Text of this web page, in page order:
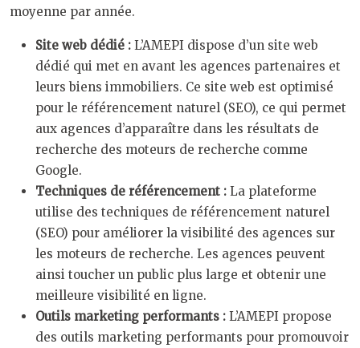
moyenne par année.
Site web dédié : L’AMEPI dispose d’un site web
dédié qui met en avant les agences partenaires et
leurs biens immobiliers. Ce site web est optimisé
pour le référencement naturel (SEO), ce qui permet
aux agences d’apparaître dans les résultats de
recherche des moteurs de recherche comme
Google.
Techniques de référencement : La plateforme
utilise des techniques de référencement naturel
(SEO) pour améliorer la visibilité des agences sur
les moteurs de recherche. Les agences peuvent
ainsi toucher un public plus large et obtenir une
meilleure visibilité en ligne.
Outils marketing performants : L’AMEPI propose
des outils marketing performants pour promouvoir